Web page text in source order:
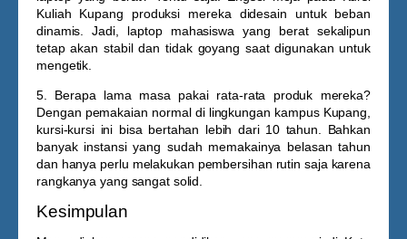
Kuliah Kupang produksi mereka didesain untuk beban
dinamis. Jadi, laptop mahasiswa yang berat sekalipun
tetap akan stabil dan tidak goyang saat digunakan untuk
mengetik.
5. Berapa lama masa pakai rata-rata produk mereka?
Dengan pemakaian normal di lingkungan kampus Kupang,
kursi-kursi ini bisa bertahan lebih dari 10 tahun. Bahkan
banyak instansi yang sudah memakainya belasan tahun
dan hanya perlu melakukan pembersihan rutin saja karena
rangkanya yang sangat solid.
Kesimpulan